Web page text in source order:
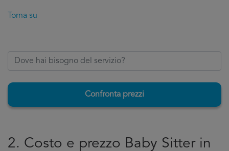
Torna su
Confronta prezzi
2. Costo e prezzo Baby Sitter in